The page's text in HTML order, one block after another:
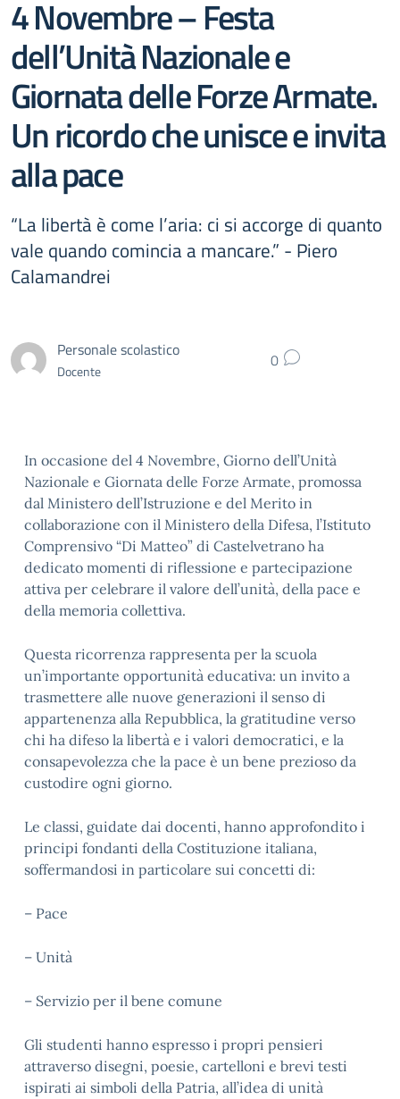
4 Novembre – Festa
dell’Unità Nazionale e
Giornata delle Forze Armate.
Un ricordo che unisce e invita
alla pace
“La libertà è come l’aria: ci si accorge di quanto
vale quando comincia a mancare.” - Piero
Calamandrei
Personale scolastico
Docente 0
In occasione del 4 Novembre, Giorno dell’Unità
Nazionale e Giornata delle Forze Armate, promossa
dal Ministero dell’Istruzione e del Merito in
collaborazione con il Ministero della Difesa, l’Istituto
Comprensivo “Di Matteo” di Castelvetrano ha
dedicato momenti di riflessione e partecipazione
attiva per celebrare il valore dell’unità, della pace e
della memoria collettiva.
Questa ricorrenza rappresenta per la scuola
un’importante opportunità educativa: un invito a
trasmettere alle nuove generazioni il senso di
appartenenza alla Repubblica, la gratitudine verso
chi ha difeso la libertà e i valori democratici, e la
consapevolezza che la pace è un bene prezioso da
custodire ogni giorno.
Le classi, guidate dai docenti, hanno approfondito i
principi fondanti della Costituzione italiana,
soffermandosi in particolare sui concetti di:
– Pace
– Unità
– Servizio per il bene comune
Gli studenti hanno espresso i propri pensieri
attraverso disegni, poesie, cartelloni e brevi testi
ispirati ai simboli della Patria, all’idea di unità